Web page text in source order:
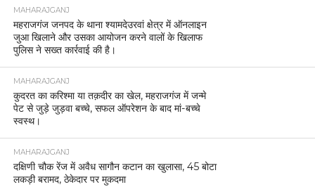
MAHARAJGANJ
महराजगंज जनपद के थाना श्यामदेउरवां क्षेत्र में ऑनलाइन
जुआ खिलाने और उसका आयोजन करने वालों के खिलाफ
पुलिस ने सख्त कार्रवाई की है।
MAHARAJGANJ
कुदरत का करिश्मा या तक़दीर का खेल, महराजगंज में जन्मे
पेट से जुड़े जुड़वा बच्चे, सफल ऑपरेशन के बाद मां-बच्चे
स्वस्थ।
MAHARAJGANJ
दक्षिणी चौक रेंज में अवैध सागौन कटान का खुलासा, 45 बोटा
लकड़ी बरामद, ठेकेदार पर मुकदमा